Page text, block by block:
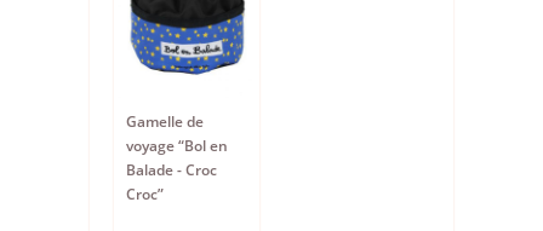
Gamelle de
voyage “Bol en
Balade - Croc
Croc”